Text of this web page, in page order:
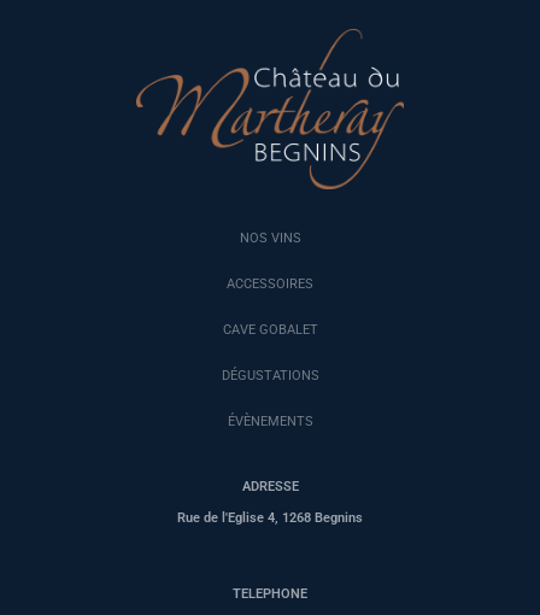
NOS VINS
ACCESSOIRES
CAVE GOBALET
DÉGUSTATIONS
ÉVÈNEMENTS
ADRESSE
Rue de l'Eglise 4, 1268 Begnins
TELEPHONE